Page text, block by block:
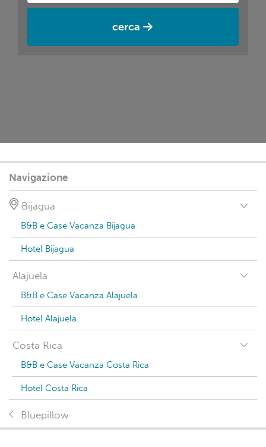
cerca
Navigazione
Bijagua
B&B e Case Vacanza Bijagua
Hotel Bijagua
Alajuela
B&B e Case Vacanza Alajuela
Hotel Alajuela
Costa Rica
B&B e Case Vacanza Costa Rica
Hotel Costa Rica
Bluepillow